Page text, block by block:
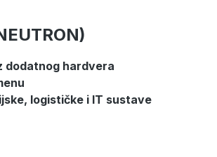
dodatnog hardvera
logističke i IT sustave